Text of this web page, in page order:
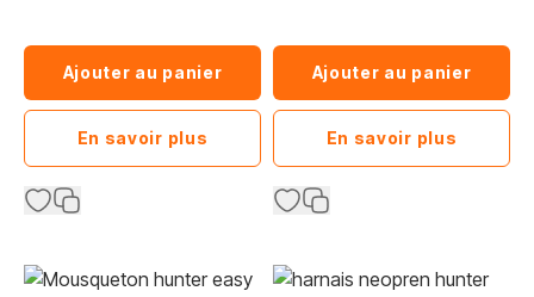
Ajouter au panier
En savoir plus
Ajouter au panier
En savoir plus